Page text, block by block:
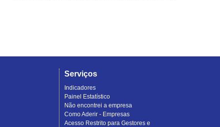
Serviços
Indicadores
Painel Estatístico
Não encontrei a empresa
Como Aderir - Empresas
Acesso Restrito para Gestores e